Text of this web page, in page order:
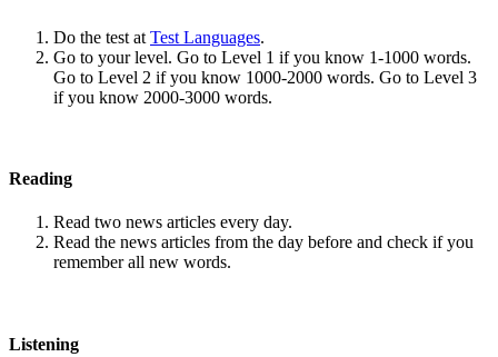
Do the test at Test Languages.
Go to your level. Go to Level 1 if you know 1-1000 words.
Go to Level 2 if you know 1000-2000 words. Go to Level 3
if you know 2000-3000 words.
Reading
Read two news articles every day.
Read the news articles from the day before and check if you
remember all new words.
Listening